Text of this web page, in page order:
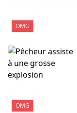
OMG
OMG